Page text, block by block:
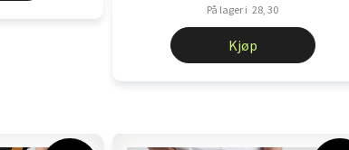
På lager i 28, 30
Kjøp